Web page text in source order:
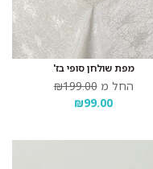
מפת שולחן סופי בז'
החל מ ₪199.00
₪99.00